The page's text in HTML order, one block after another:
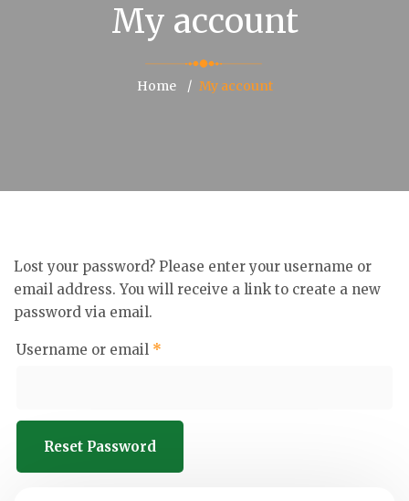
My account
Home My account
Lost your password? Please enter your username or
email address. You will receive a link to create a new
password via email.
Username or email *
Reset Password